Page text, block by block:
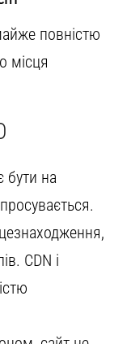
повністю
місця
бути на
CDN і